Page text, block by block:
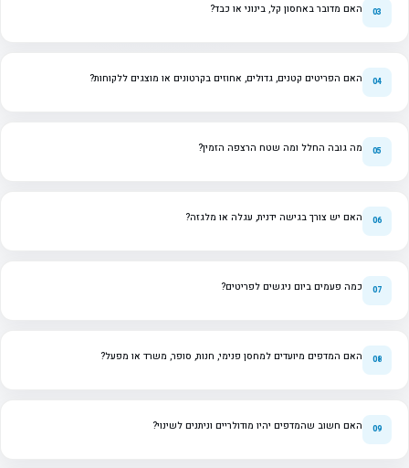
האם מדובר באחסון קל, בינוני או כבד?
האם הפריטים קטנים, גדולים, אחוזים בקרטונים או מוצגים ללקוחות?
מה גובה החלל ומה שטח הרצפה הזמין?
האם יש צורך בגישה ידנית, עגלה או מלגזה?
כמה פעמים ביום ניגשים לפריטים?
האם המדפים מיועדים למחסן פנימי, חנות, סופר, משרד או מפעל?
האם חשוב שהמדפים יהיו מודולריים וניתנים לשינוי?